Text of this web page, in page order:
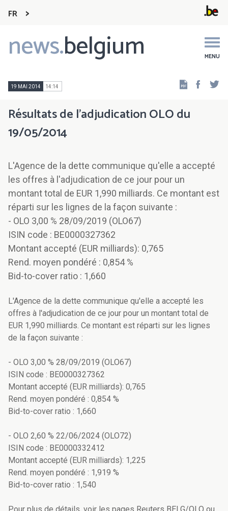
FR
news.belgium MENU
Main
navigation
19 MAI 2014 14:14
Résultats de l'adjudication OLO du
19/05/2014
L'Agence de la dette communique qu'elle a accepté
les offres à l'adjudication de ce jour pour un
montant total de EUR 1,990 milliards. Ce montant est
réparti sur les lignes de la façon suivante :
- OLO 3,00 % 28/09/2019 (OLO67)
ISIN code : BE0000327362
Montant accepté (EUR milliards): 0,765
Rend. moyen pondéré : 0,854 %
Bid-to-cover ratio : 1,660
L'Agence de la dette communique qu'elle a accepté les
offres à l'adjudication de ce jour pour un montant total de
EUR 1,990 milliards. Ce montant est réparti sur les lignes
de la façon suivante :
- OLO 3,00 % 28/09/2019 (OLO67)
ISIN code : BE0000327362
Montant accepté (EUR milliards): 0,765
Rend. moyen pondéré : 0,854 %
Bid-to-cover ratio : 1,660
- OLO 2,60 % 22/06/2024 (OLO72)
ISIN code : BE0000332412
Montant accepté (EUR milliards): 1,225
Rend. moyen pondéré : 1,919 %
Bid-to-cover ratio : 1,540